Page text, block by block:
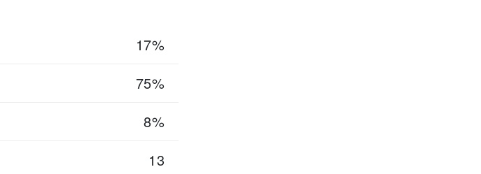
17%
75%
8%
13